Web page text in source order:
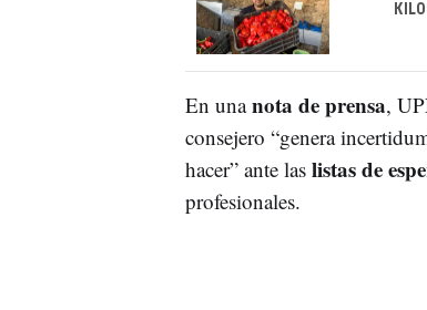
En unanota de prensa,
consejero “genera
hacer” ante las listas de
profesionales.